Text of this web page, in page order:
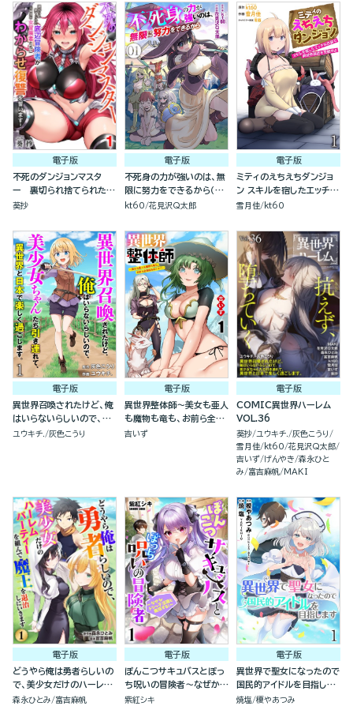
電子版
不死のダンジョンマスタ
ー 裏切られ捨てられた底
辺冒険者が元仲間の女冒険
います！（分冊版）
葵抄
電子版
不死身の力が強いのは、無
限に努力をできるから（分
冊版）
kt60 花見沢Q太郎
電子版
ミティのえちえちダンジョ
ン スキルを宿したエッチな
衣装で異世界迷宮を攻略せ
雪月佳 kt60
電子版
異世界召喚されたけど、俺
はいらないらしいので、美
少女ちゃんたち引き連れ
ユウキチ. 灰色こうり
電子版
異世界整体師～美女も亜人
も魔物も竜も、お前ら全員
揉みほぐす！！～(分冊
吉いず
電子版
COMIC異世界ハーレム
VOL.36
葵抄 ユウキチ.
灰色こうり
雪月佳
kt60 花見沢Q太郎
吉いず げんやき 森永ひと
み
富吉麻帆 MAKI
電子版
どうやら俺は勇者らしいの
で、美少女だけのハーレム
パーティを組んで魔王を退
森永ひとみ 富吉麻帆
電子版
ぽんこつサキュバスとぼっ
ち呪いの冒険者～なぜかド
ジっ子淫魔と無双する！～
紫紅シキ
電子版
異世界で聖女になったので
国民的アイドルを目指しま
す(分冊版）
焼塩 榎やあつみ